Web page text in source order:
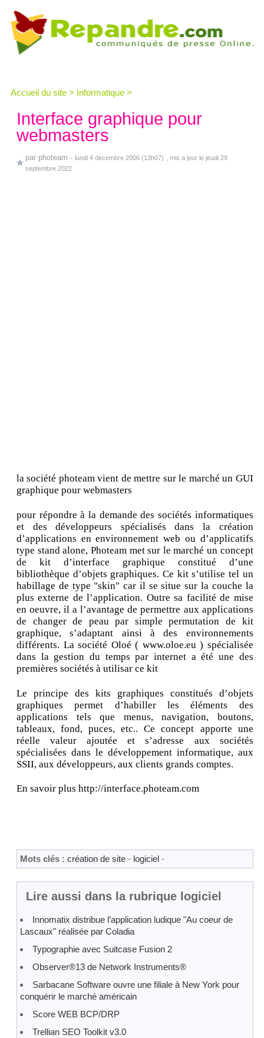
Accueil du site > Informatique >
Interface graphique pour
webmasters
par photeam - lundi 4 décembre 2006 (13h07)
, mis a jour le jeudi 29
septembre 2022
la société photeam vient de mettre sur le marché un GUI
graphique pour webmasters
pour répondre à la demande des sociétés informatiques
et des développeurs spécialisés dans la création
d’applications en environnement web ou d’applicatifs
type stand alone, Photeam met sur le marché un concept
de kit d’interface graphique constitué d’une
bibliothèque d’objets graphiques. Ce kit s’utilise tel un
habillage de type "skin" car il se situe sur la couche la
plus externe de l’application. Outre sa facilité de mise
en oeuvre, il a l’avantage de permettre aux applications
de changer de peau par simple permutation de kit
graphique, s’adaptant ainsi à des environnements
différents. La société Oloé ( www.oloe.eu ) spécialisée
dans la gestion du temps par internet a été une des
premières sociétés à utilisar ce kit
Le principe des kits graphiques constitués d’objets
graphiques permet d’habiller les éléments des
applications tels que menus, navigation, boutons,
tableaux, fond, puces, etc.. Ce concept apporte une
réelle valeur ajoutée et s’adresse aux sociétés
spécialisées dans le développement informatique, aux
SSII, aux développeurs, aux clients grands comptes.
En savoir plus http://interface.photeam.com
Mots clés : création de site - logiciel -
Lire aussi dans la rubrique logiciel
Innomatix distribue l’application ludique "Au coeur de
Lascaux" réalisée par Coladia
Typographie avec Suitcase Fusion 2
Observer®13 de Network Instruments®
Sarbacane Software ouvre une filiale à New York pour
conquérir le marché américain
Score WEB BCP/DRP
Trellian SEO Toolkit v3.0